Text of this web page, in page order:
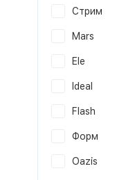
Стрим
Mars
Ele
Ideal
Flash
Форм
Oazis